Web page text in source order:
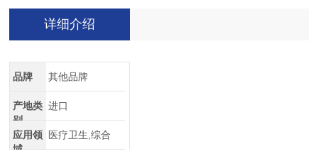
详细介绍
品牌 其他品牌
产地类
别
进口
应用领
域
医疗卫生,综合